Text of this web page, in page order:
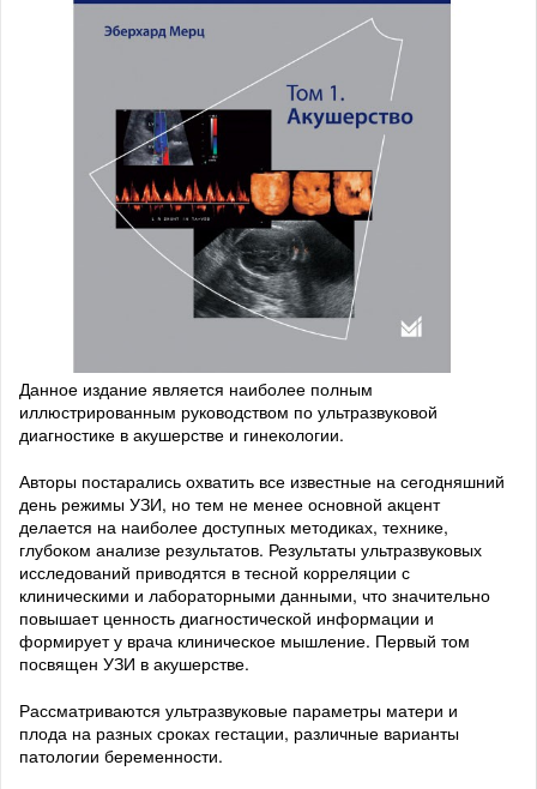
Данное издание является наиболее полным
иллюстрированным руководством по ультразвуковой
диагностике в акушерстве и гинекологии.
Авторы постарались охватить все известные на сегодняшний
день режимы УЗИ, но тем не менее основной акцент
делается на наиболее доступных методиках, технике,
глубоком анализе результатов. Результаты ультразвуковых
исследований приводятся в тесной корреляции с
клиническими и лабораторными данными, что значительно
повышает ценность диагностической информации и
формирует у врача клиническое мышление. Первый том
посвящен УЗИ в акушерстве.
Рассматриваются ультразвуковые параметры матери и
плода на разных сроках гестации, различные варианты
патологии беременности.